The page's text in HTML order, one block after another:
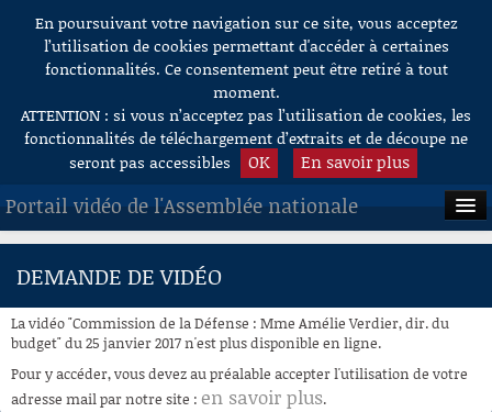
Aller au contenu
En poursuivant votre navigation sur ce site, vous acceptez
l’utilisation de cookies permettant d'accéder à certaines
fonctionnalités. Ce consentement peut être retiré à tout
moment.
ATTENTION : si vous n’acceptez pas l’utilisation de cookies, les
fonctionnalités de téléchargement d’extraits et de découpe ne
seront pas accessibles
OK En savoir plus
Portail vidéo de l'Assemblée nationale
ACCUEIL
À LA DEMANDE
RECHERCHE
DEMANDE DE VIDÉO
La vidéo "Commission de la Défense : Mme Amélie Verdier, dir. du
budget" du 25 janvier 2017 n'est plus disponible en ligne.
Pour y accéder, vous devez au préalable accepter l'utilisation de votre
adresse mail par notre site : en savoir plus.